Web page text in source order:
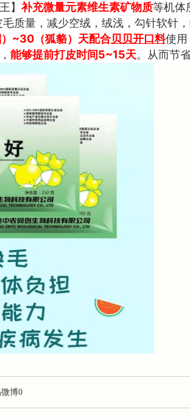
】 补充微量元素维生素矿物质等机体
质量，减少空绒，绒浅，勾针软针
~30（狐貉）天配合贝贝开口料使
能够提前打皮时间5~15天。从而节
微博0